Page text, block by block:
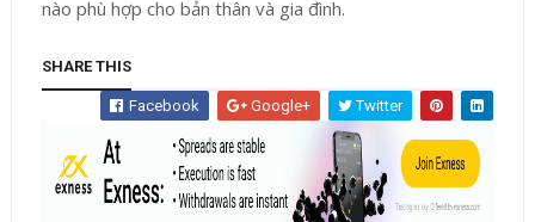
nào phù hợp cho bản thân và gia đình.
SHARE THIS
Facebook Google+ Twitter